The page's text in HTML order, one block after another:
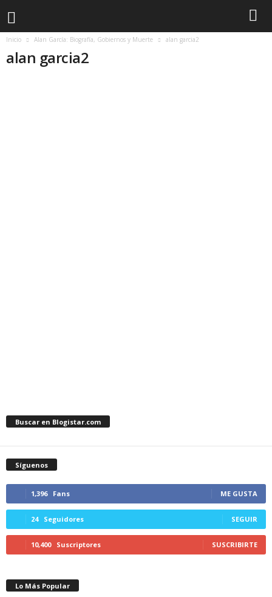
Inicio Alan García: Biografía, Gobiernos y Muerte alan garcia2
alan garcia2
Buscar en Blogistar.com
Síguenos
1,396 Fans ME GUSTA
24 Seguidores SEGUIR
10,400 Suscriptores SUSCRIBIRTE
Lo Más Popular